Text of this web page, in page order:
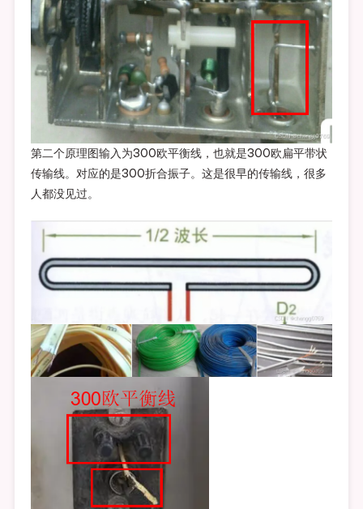
第二个原理图输入为300欧平衡线，也就是300欧扁平带状
传输线。对应的是300折合振子。这是很早的传输线，很多
人都没见过。